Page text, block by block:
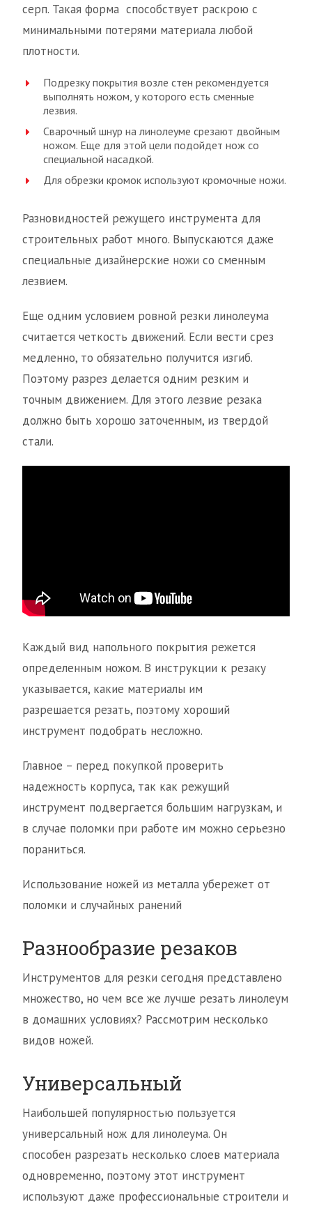
серп. Такая форма способствует раскрою с
минимальными потерями материала любой
плотности.
Подрезку покрытия возле стен рекомендуется
выполнять ножом, у которого есть сменные
лезвия.
Сварочный шнур на линолеуме срезают двойным
ножом. Еще для этой цели подойдет нож со
специальной насадкой.
Для обрезки кромок используют кромочные ножи.
Разновидностей режущего инструмента для
строительных работ много. Выпускаются даже
специальные дизайнерские ножи со сменным
лезвием.
Еще одним условием ровной резки линолеума
считается четкость движений. Если вести срез
медленно, то обязательно получится изгиб.
Поэтому разрез делается одним резким и
точным движением. Для этого лезвие резака
должно быть хорошо заточенным, из твердой
стали.
Каждый вид напольного покрытия режется
определенным ножом. В инструкции к резаку
указывается, какие материалы им
разрешается резать, поэтому хороший
инструмент подобрать несложно.
Главное – перед покупкой проверить
надежность корпуса, так как режущий
инструмент подвергается большим нагрузкам, и
в случае поломки при работе им можно серьезно
пораниться.
Использование ножей из металла убережет от
поломки и случайных ранений
Разнообразие резаков
Инструментов для резки сегодня представлено
множество, но чем все же лучше резать линолеум
в домашних условиях? Рассмотрим несколько
видов ножей.
Универсальный
Наибольшей популярностью пользуется
универсальный нож для линолеума. Он
способен разрезать несколько слоев материала
одновременно, поэтому этот инструмент
используют даже профессиональные строители и